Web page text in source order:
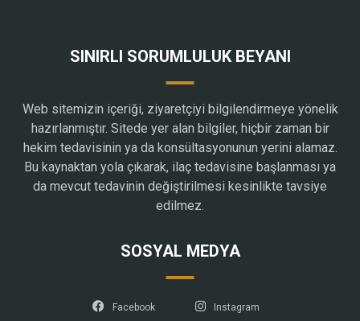
SINIRLI SORUMLULUK BEYANI
Web sitemizin içeriği, ziyaretçiyi bilgilendirmeye yönelik
hazırlanmıştır. Sitede yer alan bilgiler, hiçbir zaman bir
hekim tedavisinin ya da konsültasyonunun yerini alamaz.
Bu kaynaktan yola çıkarak, ilaç tedavisine başlanması ya
da mevcut tedavinin değiştirilmesi kesinlikte tavsiye
edilmez.
SOSYAL MEDYA
Facebook Instagram